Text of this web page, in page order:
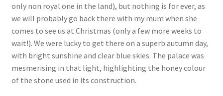
only non royal one in the land), but nothing is for ever, as
we will probably go back there with my mum when she
comes to see us at Christmas (only a few more weeks to
wait!). We were lucky to get there on a superb autumn day,
with bright sunshine and clear blue skies. The palace was
mesmerising in that light, highlighting the honey colour
of the stone used in its construction.